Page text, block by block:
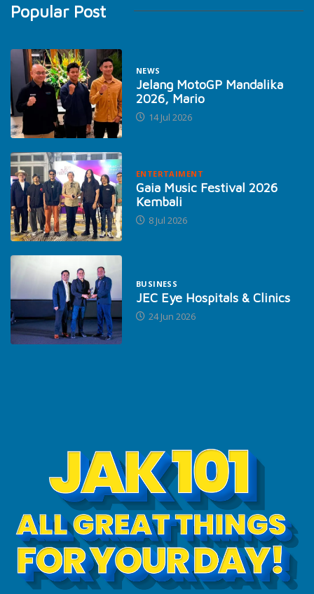
Popular Post
NEWS
Jelang MotoGP Mandalika
2026, Mario
14 Jul 2026
ENTERTAIMENT
Gaia Music Festival 2026
Kembali
8 Jul 2026
BUSINESS
JEC Eye Hospitals & Clinics
24 Jun 2026